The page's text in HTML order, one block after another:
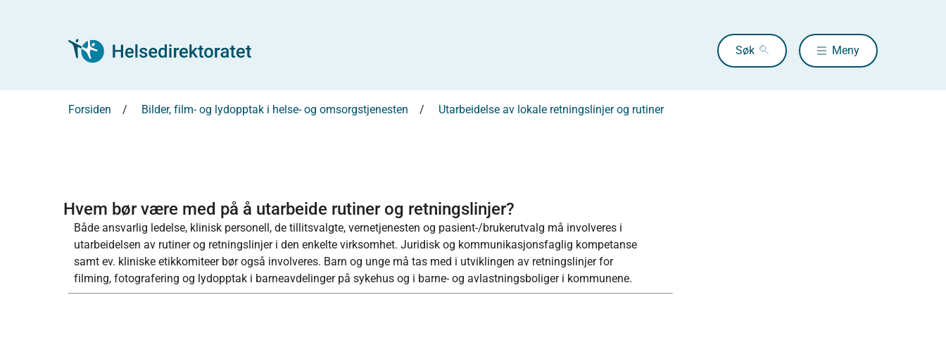
Søk Meny
Forsiden Bilder, film- og lydopptak i helse- og omsorgstjenesten Utarbeidelse av lokale retningslinjer og rutiner
Hvem bør være med på å utarbeide rutiner og retningslinjer?
Både ansvarlig ledelse, klinisk personell, de tillitsvalgte, vernetjenesten og pasient-/brukerutvalg må involveres i
utarbeidelsen av rutiner og retningslinjer i den enkelte virksomhet. Juridisk og kommunikasjonsfaglig kompetanse
samt ev. kliniske etikkomiteer bør også involveres. Barn og unge må tas med i utviklingen av retningslinjer for
filming, fotografering og lydopptak i barneavdelinger på sykehus og i barne- og avlastningsboliger i kommunene.